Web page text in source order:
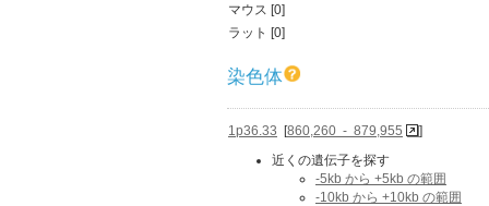
マウス [0]
ラット [0]
染色体
1p36.33 [860,260 - 879,955
]
近くの遺伝子を探す
-5kb から +5kb の範囲
-10kb から +10kb の範囲